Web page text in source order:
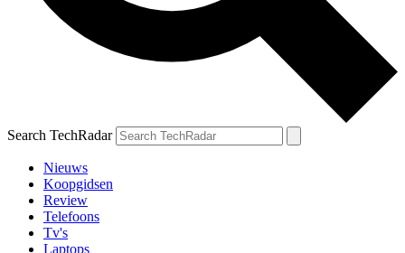
Search TechRadar
Nieuws
Koopgidsen
Review
Telefoons
Tv's
Laptops